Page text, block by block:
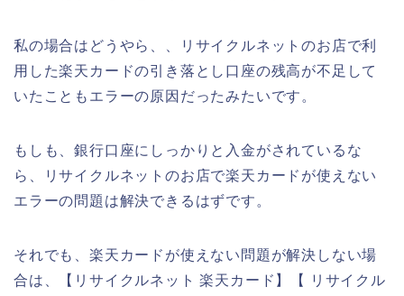
私の場合はどうやら、、リサイクルネットのお店で利
用した楽天カードの引き落とし口座の残高が不足して
いたこともエラーの原因だったみたいです。
もしも、銀行口座にしっかりと入金がされているな
ら、リサイクルネットのお店で楽天カードが使えない
エラーの問題は解決できるはずです。
それでも、楽天カードが使えない問題が解決しない場
合は、【リサイクルネット 楽天カード】【 リサイクル